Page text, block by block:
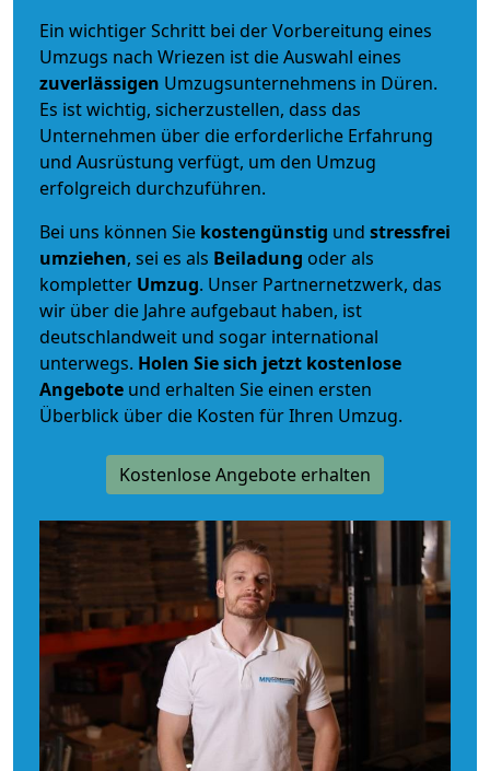
Ein wichtiger Schritt bei der Vorbereitung eines
Umzugs nach Wriezen ist die Auswahl eines
zuverlässigen Umzugsunternehmens in Düren.
Es ist wichtig, sicherzustellen, dass das
Unternehmen über die erforderliche Erfahrung
und Ausrüstung verfügt, um den Umzug
erfolgreich durchzuführen.
Bei uns können Sie kostengünstig und stressfrei
umziehen, sei es als Beiladung oder als
kompletter Umzug. Unser Partnernetzwerk, das
wir über die Jahre aufgebaut haben, ist
deutschlandweit und sogar international
unterwegs. Holen Sie sich jetzt kostenlose
Angebote und erhalten Sie einen ersten
Überblick über die Kosten für Ihren Umzug.
Kostenlose Angebote erhalten